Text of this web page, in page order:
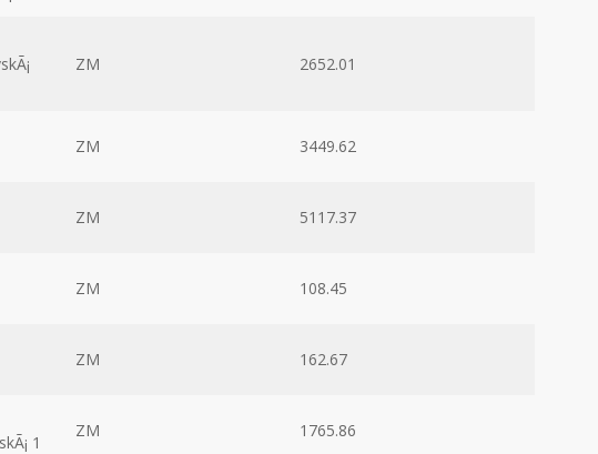
ZM 2652.01
ZM 3449.62
ZM 5117.37
ZM 108.45
ZM 162.67
1
ZM 1765.86